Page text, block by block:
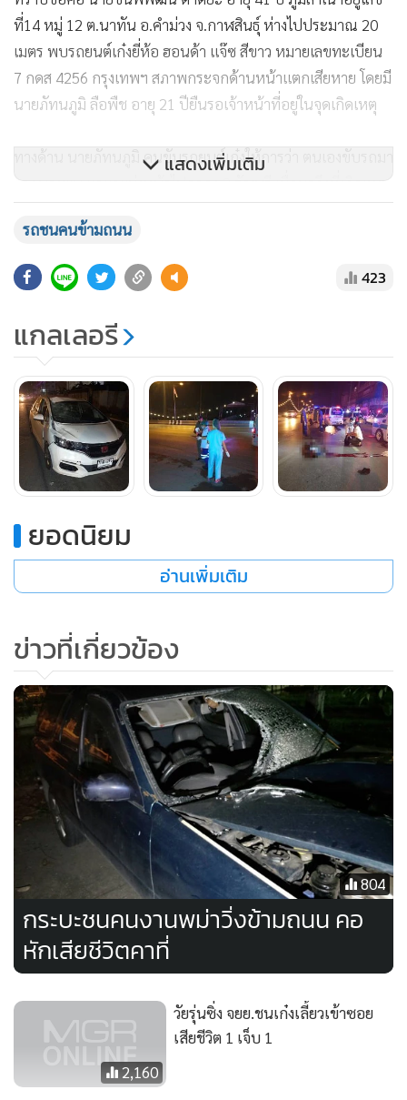
ที่14 หมู่ 12 ต.นาทัน อ.คำม่วง จ.กาฬสินธุ์ ห่างไปประมาณ 20
เมตร พบรถยนต์เก๋งยี่ห้อ ฮอนด้า แจ๊ซ สีขาว หมายเลขทะเบียน
7 กดส 4256 กรุงเทพฯ สภาพกระจกด้านหน้าแตกเสียหาย โดยมี
นายภัทนภูมิ ลือพืช อายุ 21 ปียืนรอเจ้าหน้าที่อยู่ในจุดเกิดเหตุ
ทางด้าน นายภัทนภูมิ คนขับรถยนต์เก๋งให้การว่า ตนเองขับรถมา
จากบางพูน และจะมุ่งหน้าไปคลอง 2 ธัญบุรี เมื่อมาถึงที่เกิดเหตุ
ตนเองขับรถมาในช่องทางด้านขวา เห็นคนอยู่บริเวณเกาะกลาง
ถนน ตนพยายามเบรกและหักหลบ ในช่องทางด้านซ้าย แต่ก็
ไม่ทัน จึงชนเข้าอย่างจัง จนเป็นเหตุให้มีผู้เสียชีวิต จากนั้นจึงได้
ขับรถไปจอดไว้ตรงใต้สะพานลอย เพื่อยืนรอเจ้าหน้าที่และแจ้ง
ด้าน ร.ต.อ.รพีพงศ์ บุญพัวพันธ์ รองสารวัตรสอบสวน ได้ลงพื้นที่
ตรวจสอบในจุดเกิดเหตุ ร่วมชันสูตรพลิกศพ พร้อมกับแพทย์เวร
และบันทึกภาพในจุดเกิดเหตุเก็บไว้เป็นหลักฐาน จากนั้นได้เชิญ
ผู้ขับขี่รถยนต์เก๋ง ไปสอบสวนเพิ่มเติมที่โรงพัก สภ.ประตูน้ำ
จุฬาลงกรณ์ ส่วนผู้เสียชีวิตมอบให้เจ้าหน้าที่อาสาสมัครมูลนิธิร่วม
กตัญญูนำร่างผู้เสียชีวิตส่งชันสูตรยังสถาบันนิติวิทยาศาสตร์โรง
พยาบาลธรรมศาสตร์เฉลิมพระเกียรติเพื่อหาสาเหตุการตายอีก
ครั้ง และจะได้ประสานทางญาติมารับศพนำไปบำเพ็ญกุศลต่อไป
แสดงเพิ่มเติม
รถชนคนข้ามถนน
423
แกลเลอรี
ยอดนิยม
อ่านเพิ่มเติม
ข่าวที่เกี่ยวข้อง
804
กระบะชนคนงานพม่าวิ่งข้ามถนน คอ
หักเสียชีวิตคาที่
2,160
วัยรุ่นซิ่ง จยย.ชนเก๋งเลี้ยวเข้าซอย
เสียชีวิต 1 เจ็บ 1